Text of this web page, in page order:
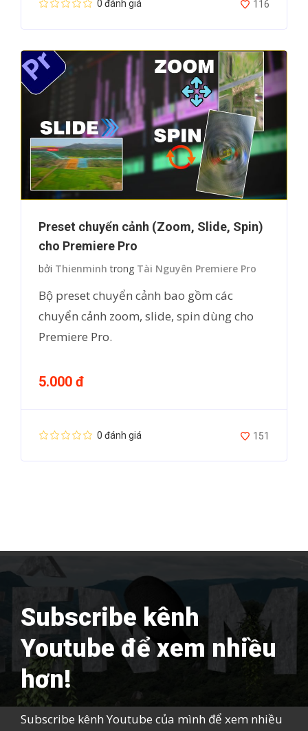
0 đánh giá 116
Preset chuyển cảnh (Zoom, Slide, Spin)
cho Premiere Pro
bởi Thienminh trong Tài Nguyên Premiere Pro
Bộ preset chuyển cảnh bao gồm các
chuyển cảnh zoom, slide, spin dùng cho
Premiere Pro.
5.000 đ
0 đánh giá 151
Subscribe kênh
Youtube để xem nhiều
hơn!
Subscribe kênh Youtube của mình để xem nhiều